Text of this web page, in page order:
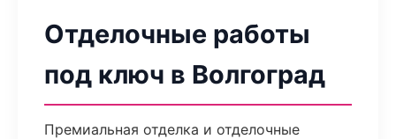
Отделочные работы
под ключ в Волгоград
Премиальная отделка и отделочные